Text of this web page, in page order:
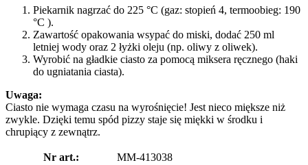
Piekarnik nagrzać do 225 °C (gaz: stopień 4, termoobieg: 190
°C ).
Zawartość opakowania wsypać do miski, dodać 250 ml
letniej wody oraz 2 łyżki oleju (np. oliwy z oliwek).
Wyrobić na gładkie ciasto za pomocą miksera ręcznego (haki
do ugniatania ciasta).
Uwaga:
Ciasto nie wymaga czasu na wyrośnięcie! Jest nieco miększe niż
zwykle. Dzięki temu spód pizzy staje się miękki w środku i
chrupiący z zewnątrz.
Nr art.:
MM-413038